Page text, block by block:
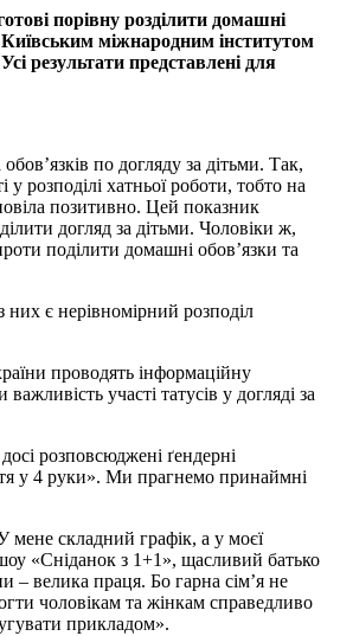
порівну розділити домашні
Київським міжнародним інститутом
результати представлені для
по догляду за дітьми. Так,
розподілі хатньої роботи, тобто на
позитивно. Цей показник
догляд за дітьми. Чоловіки ж,
поділити домашні обов’язки та
є нерівномірний розподіл
проводять інформаційну
участі татусів у догляді за
розповсюджені ґендерні
у 4 руки». Ми прагнемо принаймні
мене складний графік, а у моєї
«Сніданок з 1+1», щасливий батько
велика праця. Бо гарна сім’я не
чоловікам та жінкам справедливо
прикладом».